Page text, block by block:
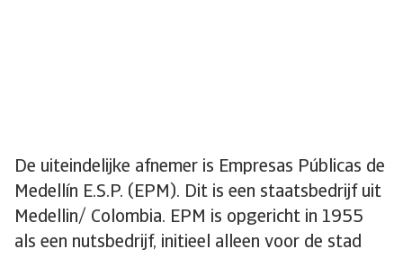
De uiteindelijke afnemer is Empresas Públicas de
Medellín E.S.P. (EPM). Dit is een staatsbedrijf uit
Medellin/ Colombia. EPM is opgericht in 1955
als een nutsbedrijf, initieel alleen voor de stad